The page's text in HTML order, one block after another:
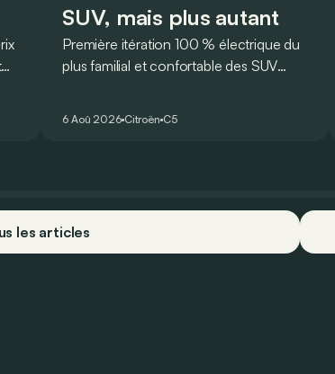
SUV, mais plus autant
Première itération 100 % électrique du
plus familial et confortable des SUV
6 Aoû 2026 Citroën C5
les articles